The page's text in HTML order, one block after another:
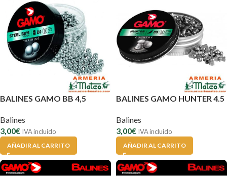
BALINES GAMO BB 4,5
Balines
3,00€ IVA incluido
AÑADIR AL CARRITO
BALINES GAMO HUNTER 4.5
Balines
3,00€ IVA incluido
AÑADIR AL CARRITO